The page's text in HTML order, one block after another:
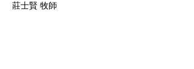
莊士賢 牧師